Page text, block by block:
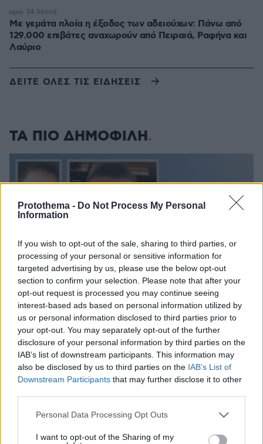
Protothema - Do Not Process My Personal
Information
If you wish to opt-out of the sale, sharing to third parties, or
processing of your personal or sensitive information for
targeted advertising by us, please use the below opt-out
section to confirm your selection. Please note that after your
opt-out request is processed you may continue seeing
interest-based ads based on personal information utilized by
us or personal information disclosed to third parties prior to
your opt-out. You may separately opt-out of the further
disclosure of your personal information by third parties on the
IAB’s list of downstream participants. This information may
also be disclosed by us to third parties on the IAB’s List of
Downstream Participants that may further disclose it to other
Please note that this website/app uses one or more Google
not limited to your visit or usage behaviour. You may click to
Personal Data Processing Opt Outs
I want to opt-out of the Sharing of my
Με γεμάτα πλοία η έξοδος των αδειούχων: Πάνω από
129.000 επιβάτες αναχωρούν από Πειραιά, Ραφήνα και
Λαύριο
πριν 34 λεπτά
ΔΕΙΤΕ ΟΛΕΣ ΤΙΣ ΕΙΔΗΣΕΙΣ
ΤΑ ΠΙΟ ΔΗΜΟΦΙΛΗ
Ο οδηγός του φορτηγού περιγράφει πώς έγινε το
τροχαίο με τους νεκρούς μάνα και γιο στις Σέρρες,